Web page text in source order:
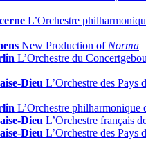
L’Orchestre
New Production of Norma
L’Orchestre du
Dieu L’Orchestre des Pays
L’Orchestre philharmonique
Dieu L’Orchestre français
Dieu L’Orchestre des Pays